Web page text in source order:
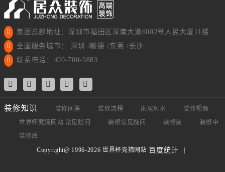
集团总部地址：深圳市福田区深南大道6002号人民大厦11楼
全国服务城市： 深圳 /顺德 /东莞 /长沙
联系电话：400-700-9883
装修知识 装修问答 装修流程 家居风水
装修视频
世界杯竞猜网站 常见疑问
装修常见疑问 装修前
装修中
装修后
Copyright@ 1996-2026 世界杯竞猜网站 百度统计 |